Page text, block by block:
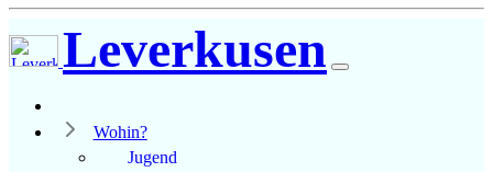
Leverkusen
Wohin?
Jugend